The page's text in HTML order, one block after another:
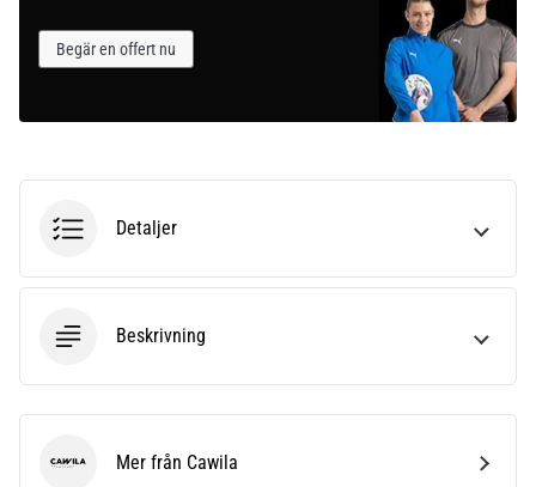
Begär en offert nu
Detaljer
Beskrivning
Cawila Mer från Cawila